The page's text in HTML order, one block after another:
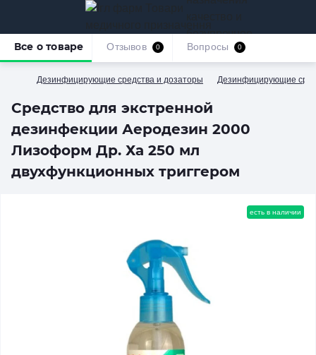
безупречное
обслуживание
Дезинфицирующие средства и дозаторы Дезинфицирующие
Средство для экстренной
дезинфекции Аеродезин 2000
Лизоформ Др. Ха 250 мл
двухфункционных триггером
Все о товаре Отзывов 0 Вопросы 0
есть в наличии